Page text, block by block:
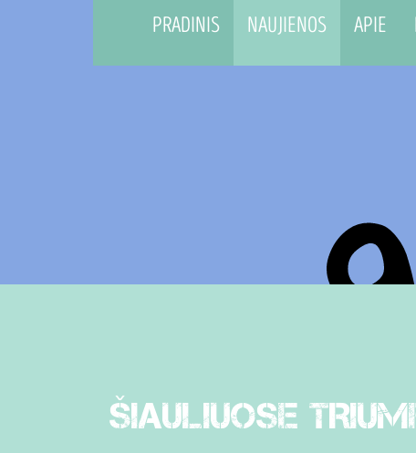
PRADINIS NAUJIENOS APIE
ŠIAULIUOSE